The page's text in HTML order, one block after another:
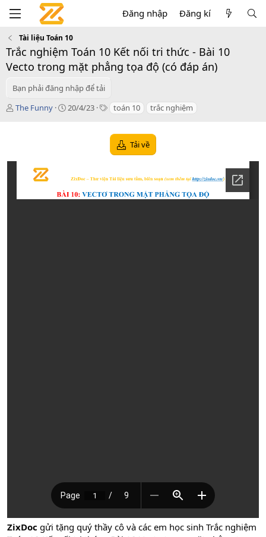
Đăng nhập Đăng kí
Tài liệu Toán 10
Trắc nghiệm Toán 10 Kết nối tri thức - Bài 10
Vecto trong mặt phẳng tọa độ (có đáp án)
Bạn phải đăng nhập để tải
T
ả
The Funny
C
n
d
20/4/23
T
s
toán 10 trắc nghiệm
Tải về
ZixDoc gửi tặng quý thầy cô và các em học sinh Trắc nghiệm